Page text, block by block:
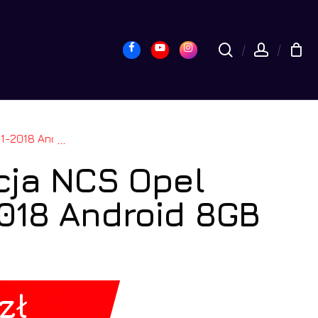
search
FacebookYoutubeInstagram
8GB LTE 9″ ...
NCS Opel
Android 8GB
zł